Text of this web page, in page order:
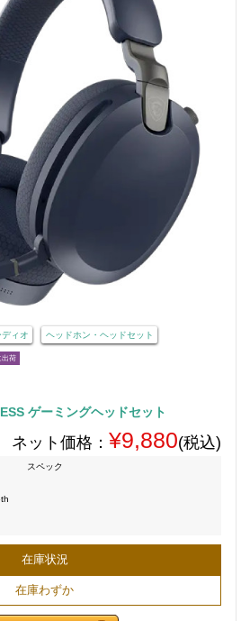
ィオ ヘッドホン・ヘッドセット
出荷
ゲーミングヘッドセット
ネット価格： ¥9,880(税込)
スペック
在庫状況
在庫わずか